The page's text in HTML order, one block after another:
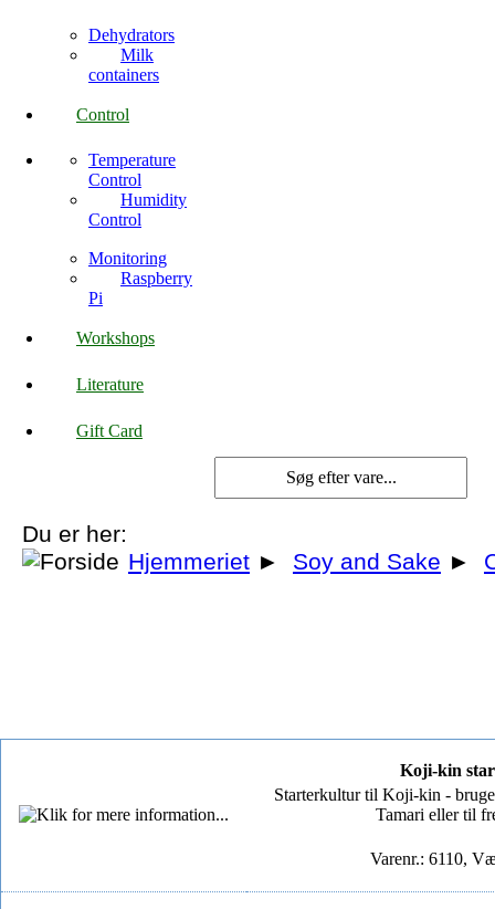
Dehydrators
Milk
containers
Control
Temperature
Control
Humidity
Control
Monitoring
Raspberry
Pi
Workshops
Literature
Gift Card
Du er her:
Hjemmeriet ► Soy and Sake ►
Koji-kin
Starterkultur til Koji-kin -
Tamari eller til
Varenr.: 6110,